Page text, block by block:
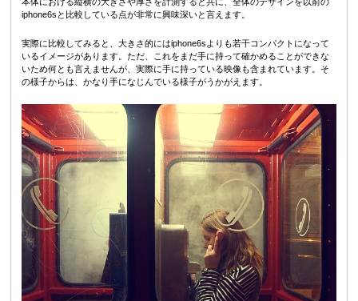
iphone6sと比較している点が非常に興味深いと言えます。
実際に比較してみると、大きさ的にはiphone6sよりも若干コンパクトになって
いるイメージがあります。ただ、これをまだ手に持って確かめることができな
いため何とも言えませんが、実際に手に持っている映像も含まれています。そ
の様子からは、かなり手になじんでいる様子がうかがえます。